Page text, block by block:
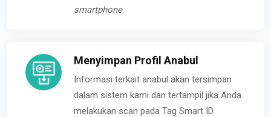
smartphone.
Menyimpan Profil Anabul
Informasi terkait anabul akan tersimpan
dalam sistem kami dan tertampil jika Anda
melakukan scan pada Tag Smart ID.